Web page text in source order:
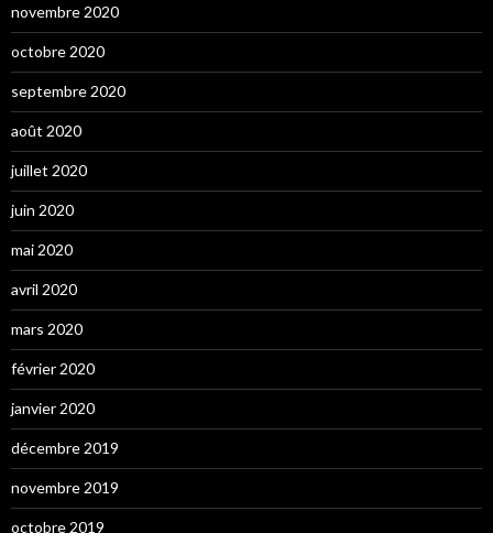
novembre 2020
octobre 2020
septembre 2020
août 2020
juillet 2020
juin 2020
mai 2020
avril 2020
mars 2020
février 2020
janvier 2020
décembre 2019
novembre 2019
octobre 2019